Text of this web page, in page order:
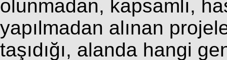
olunmadan, kapsamlı,
yapılmadan alınan
taşıdığı, alanda hangi